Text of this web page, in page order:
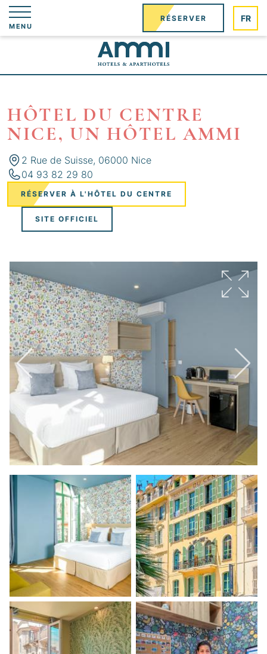
MENU
RÉSERVER FR
HÔTEL DU CENTRE
NICE, UN HÔTEL AMMI
2 Rue de Suisse, 06000 Nice
04 93 82 29 80
RÉSERVER À L'HÔTEL DU CENTRE
SITE OFFICIEL
Panneau de gestion des cookies